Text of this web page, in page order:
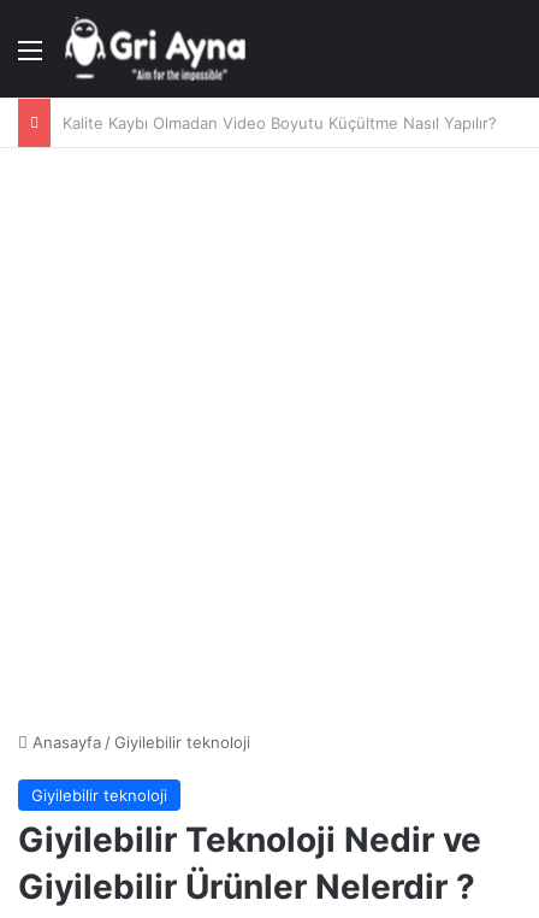
Menü
Kalite Kaybı Olmadan Video Boyutu Küçültme Nasıl Yapılır?
Anasayfa/Giyilebilir teknoloji
Giyilebilir teknoloji
Giyilebilir Teknoloji Nedir ve
Giyilebilir Ürünler Nelerdir ?